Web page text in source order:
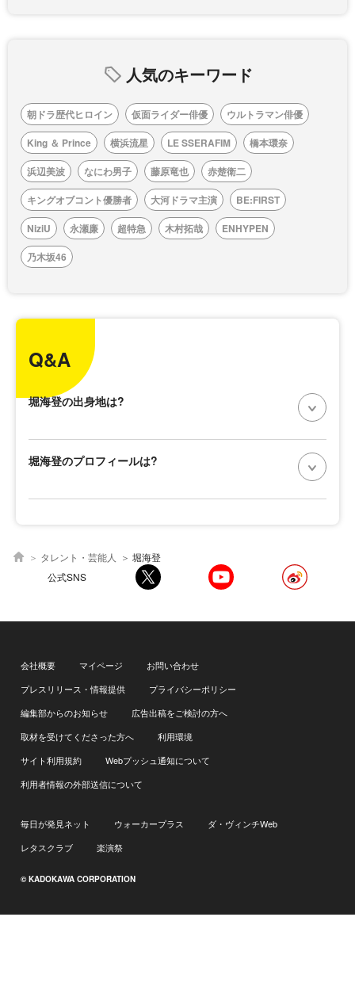
人気のキーワード
朝ドラ歴代ヒロイン 仮面ライダー俳優
ウルトラマン俳優
King ＆ Prince
横浜流星 LE SSERAFIM
橋本環奈
浜辺美波
なにわ男子 藤原竜也
赤楚衛二
キングオブコント優勝者
大河ドラマ主演
BE:FIRST
NiziU
永瀬廉 超特急 木村拓哉
ENHYPEN
乃木坂46
Q&A
堀海登の出身地は?
堀海登のプロフィールは?
タレント・芸能人
堀海登
公式SNS
会社概要 マイページ
お問い合わせ
プレスリリース・情報提供
プライバシーポリシー
編集部からのお知らせ
広告出稿をご検討の方へ
取材を受けてくださった方へ
利用環境
サイト利用規約
Webプッシュ通知について
利用者情報の外部送信について
毎日が発見ネット ウォーカープラス
ダ・ヴィンチWeb
レタスクラブ
楽演祭
© KADOKAWA CORPORATION